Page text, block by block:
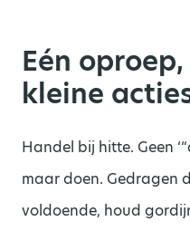
Eén
kleine
Handel bij hitte. Geen
maar doen. Gedragen
voldoende, houd